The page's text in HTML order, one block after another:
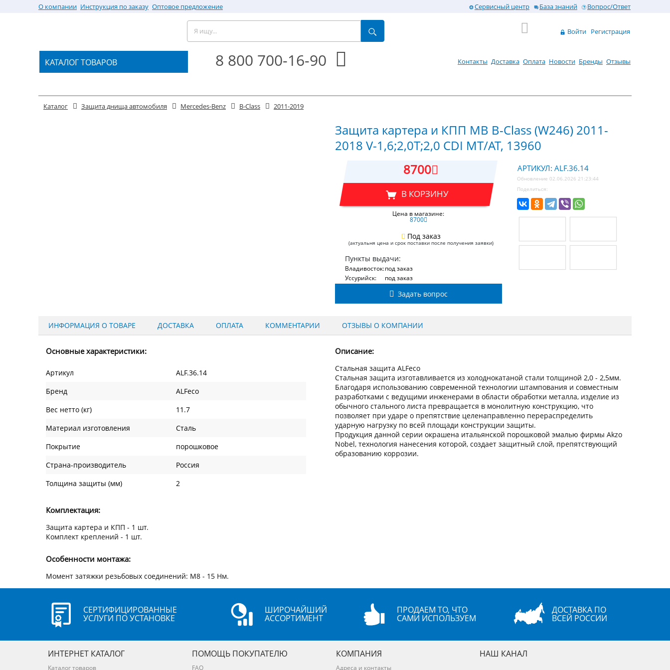
О компании Инструкция по заказу Оптовое предложение Сервисный центр База знаний Вопрос/Ответ
Войти Регистрация
КАТАЛОГ ТОВАРОВ 8 800 700-16-90 Контакты Доставка Оплата Новости Бренды Отзывы
Каталог Защита днища автомобиля Mercedes-Benz B-Class 2011-2019
Защита картера и КПП MB B-Class (W246) 2011-
2018 V-1,6;2,0Т;2,0 CDI MT/AT, 13960
8700
В КОРЗИНУ
Цена в магазине:
8700
Под заказ
(актуальня цена и срок поставки после получения заявки)
Пункты выдачи:
Владивосток:под заказ
Уссурийск:
под заказ
Задать вопрос
АРТИКУЛ: ALF.36.14
Обновление 02.06.2026 21:23:44
Поделиться:
ИНФОРМАЦИЯ О ТОВАРЕ ДОСТАВКА ОПЛАТА КОММЕНТАРИИ ОТЗЫВЫ О КОМПАНИИ
Основные характеристики:
Артикул
ALF.36.14
Бренд
ALFeco
Вес нетто (кг)
11.7
Материал изготовления
Сталь
Покрытие
порошковое
Страна-производитель
Россия
Толщина защиты (мм)
2
Комплектация:
Защита картера и КПП - 1 шт.
Комплект креплений - 1 шт.
Особенности монтажа:
Момент затяжки резьбовых соединений: М8 - 15 Нм.
Описание:
Стальная защита ALFeco
Стальная защита изготавливается из холоднокатаной стали толщиной 2,0 - 2,5мм.
Благодаря использованию современной технологии штампования и совместным
разработками с ведущими инженерами в области обработки металла, изделие из
обычного стального листа превращается в монолитную конструкцию, что
позволяет при ударе о препятствие целенаправленно перераспределить
ударную нагрузку по всей площади конструкции защиты.
Продукция данной серии окрашена итальянской порошковой эмалью фирмы Akzo
Nobel, технология нанесения которой, создает защитный слой, препятствующий
образованию коррозии.
СЕРТИФИЦИРОВАННЫЕ
УСЛУГИ ПО УСТАНОВКЕ
ШИРОЧАЙШИЙ
АССОРТИМЕНТ
ПРОДАЕМ ТО, ЧТО
САМИ ИСПОЛЬЗУЕМ
ДОСТАВКА ПО
ВСЕЙ РОССИИ
ИНТЕРНЕТ КАТАЛОГ
Каталог товаров
ПОМОЩЬ ПОКУПАТЕЛЮ
FAQ
КОМПАНИЯ
Адреса и контакты
НАШ КАНАЛ